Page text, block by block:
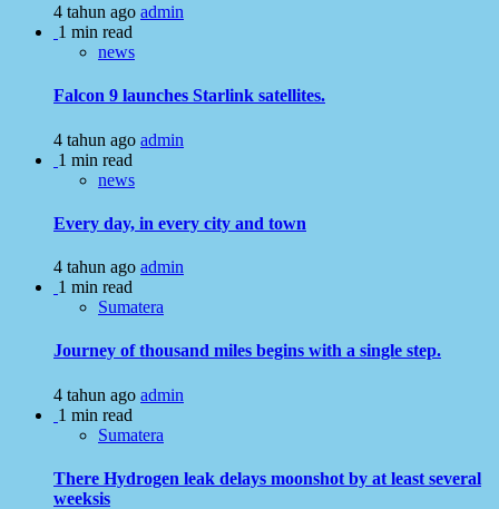
4 tahun ago admin
1 min read
news
Falcon 9 launches Starlink satellites.
4 tahun ago admin
1 min read
news
Every day, in every city and town
4 tahun ago admin
1 min read
Sumatera
Journey of thousand miles begins with a single step.
4 tahun ago admin
1 min read
Sumatera
There Hydrogen leak delays moonshot by at least several
weeksis